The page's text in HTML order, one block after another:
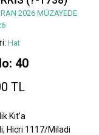
2026 MÜZAYEDE
Hat
40
TL
Kıt’a
Hicri 1117/Miladi